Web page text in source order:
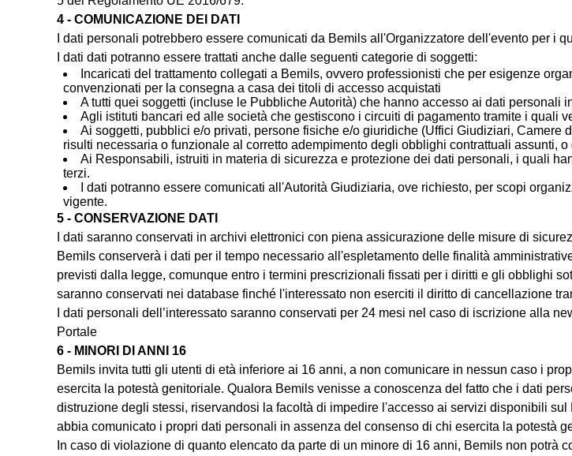
4 - COMUNICAZIONE DEI DATI
I dati personali potrebbero essere comunicati da Bemils all'Organizzatore dell'evento per i
I dati dati potranno essere trattati anche dalle seguenti categorie di soggetti:
Incaricati del trattamento collegati a Bemils, ovvero professionisti che per esigenze
convenzionati per la consegna a casa dei titoli di accesso acquistati
A tutti quei soggetti (incluse le Pubbliche Autorità) che hanno accesso ai dati personali
Agli istituti bancari ed alle società che gestiscono i circuiti di pagamento tramite i quali
Ai soggetti, pubblici e/o privati, persone fisiche e/o giuridiche (Uffici Giudiziari,
risulti necessaria o funzionale al corretto adempimento degli obblighi contrattuali assunti,
Ai Responsabili, istruiti in materia di sicurezza e protezione dei dati personali, i quali
terzi.
I dati potranno essere comunicati all'Autorità Giudiziaria, ove richiesto, per scopi
vigente.
5 - CONSERVAZIONE DATI
I dati saranno conservati in archivi elettronici con piena assicurazione delle misure di
Bemils conserverà i dati per il tempo necessario all'espletamento delle finalità
previsti dalla legge, comunque entro i termini prescrizionali fissati per i diritti e gli obblighi
saranno conservati nei database finché l'interessato non eserciti il diritto di cancellazione
I dati personali dell’interessato saranno conservati per 24 mesi nel caso di iscrizione alla
Portale
6 - MINORI DI ANNI 16
Bemils invita tutti gli utenti di età inferiore ai 16 anni, a non comunicare in nessun caso i
esercita la potestà genitoriale. Qualora Bemils venisse a conoscenza del fatto che i dati
distruzione degli stessi, riservandosi la facoltà di impedire l'accesso ai servizi disponibili
abbia comunicato i propri dati personali in assenza del consenso di chi esercita la potestà
In caso di violazione di quanto elencato da parte di un minore di 16 anni, Bemils non